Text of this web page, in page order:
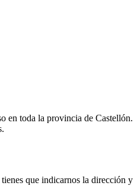
en toda la provincia de
que indicarnos la dirección